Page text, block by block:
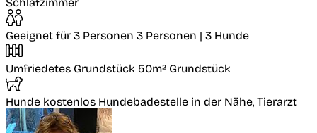
Schlafzimmer
Geeignet für 3 Personen 3 Personen | 3 Hunde
Umfriedetes Grundstück 50m² Grundstück
Hunde kostenlos Hundebadestelle in der Nähe, Tierarzt